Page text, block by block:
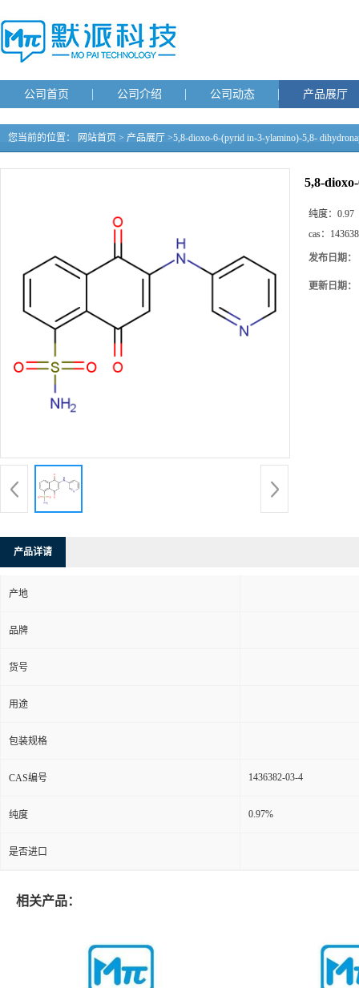
公司首页 公司介绍 公司动态 产品展厅
您当前的位置： 网站首页 > 产品展厅 >5,8-dioxo-6-(pyrid in-3-ylamino)-5,8-
5,8-
纯度： 0.97
cas：
发布日期：
更新日期：
产品详请
产地
品牌
货号
用途
包装规格
CAS编号 1436382-03-4
纯度 0.97%
是否进口
相关产品：